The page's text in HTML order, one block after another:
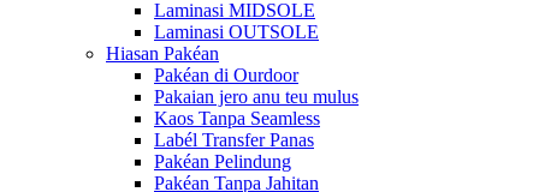
Laminasi MIDSOLE
Laminasi OUTSOLE
Hiasan Pakéan
Pakéan di Ourdoor
Pakaian jero anu teu mulus
Kaos Tanpa Seamless
Labél Transfer Panas
Pakéan Pelindung
Pakéan Tanpa Jahitan